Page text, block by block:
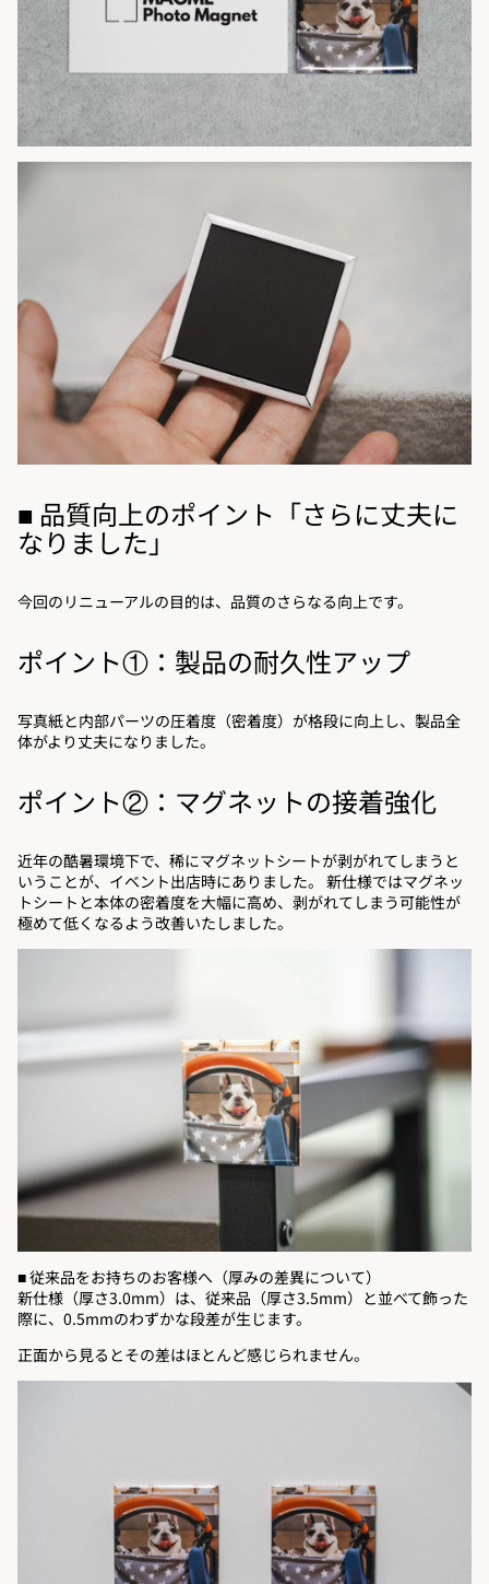
■ 品質向上のポイント「さらに丈夫に
なりました」
今回のリニューアルの目的は、品質のさらなる向上です。
ポイント①：製品の耐久性アップ
写真紙と内部パーツの圧着度（密着度）が格段に向上し、製品全
体がより丈夫になりました。
ポイント②：マグネットの接着強化
近年の酷暑環境下で、稀にマグネットシートが剥がれてしまうと
いうことが、イベント出店時にありました。 新仕様ではマグネッ
トシートと本体の密着度を大幅に高め、剥がれてしまう可能性が
極めて低くなるよう改善いたしました。
■ 従来品をお持ちのお客様へ（厚みの差異について）
新仕様（厚さ3.0mm）は、従来品（厚さ3.5mm）と並べて飾った
際に、0.5mmのわずかな段差が生じます。
正面から見るとその差はほとんど感じられません。